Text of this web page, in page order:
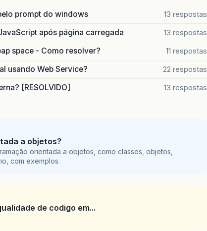
prompt do windows 13 respostas
após página carregada 13 respostas
space - Como resolver? 11 respostas
usando Web Service? 22 respostas
[RESOLVIDO] 13 respostas
a objetos?
orientada a objetos, como classes, objetos,
com exemplos.
de codigo em...